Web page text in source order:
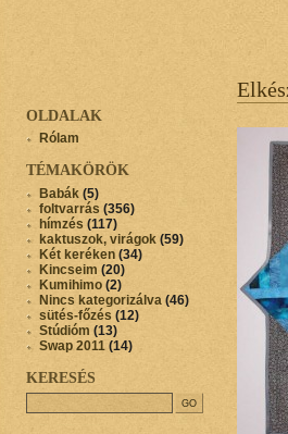
OLDALAK
Rólam
TÉMAKÖRÖK
Babák (5)
foltvarrás (356)
hímzés (117)
kaktuszok, virágok (59)
Két keréken (34)
Kincseim (20)
Kumihimo (2)
Nincs kategorizálva (46)
sütés-főzés (12)
Stúdióm (13)
Swap 2011 (14)
KERESÉS